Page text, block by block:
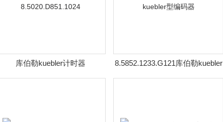
库伯勒kuebler计时器
8.5020.D851.1024
8.5852.1233.G121库伯勒kuebler
型编码器